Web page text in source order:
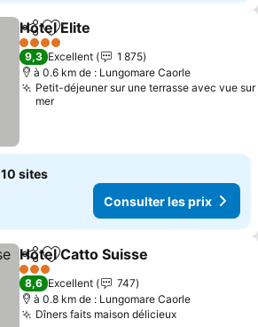
PartagerAjouter à mes favoris
Hotel Elite
4 Étoiles
9,3 Excellent
1 875
à 0.6 km de : Lungomare Caorle
Petit-déjeuner sur une terrasse avec vue sur
mer
10 sites
Consulter les prix
PartagerAjouter à mes favoris
Hotel Catto Suisse
3 Étoiles
8,6 Excellent
747
à 0.8 km de : Lungomare Caorle
Dîners faits maison délicieuxConsulter